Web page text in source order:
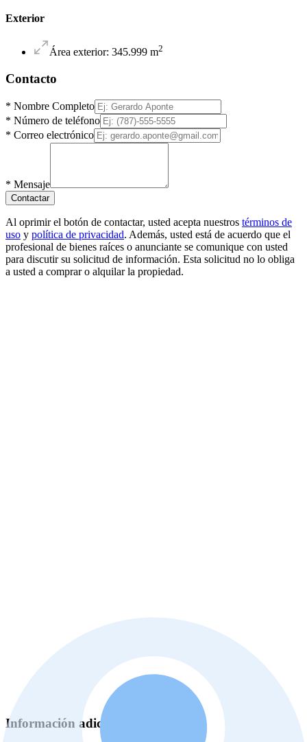
Exterior
Área exterior: 345.999 m2
Contacto
* Nombre Completo
* Número de teléfono
* Correo electrónico
* Mensaje
Contactar
Al oprimir el botón de contactar, usted acepta nuestros términos de
uso y política de privacidad. Además, usted está de acuerdo que el
profesional de bienes raíces o anunciante se comunique con usted
para discutir su solicitud de información. Esta solicitud no lo obliga
a usted a comprar o alquilar la propiedad.
Información adicional